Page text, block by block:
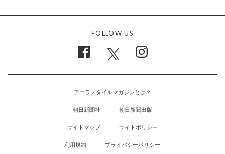
FOLLOW US
アエラスタイルマガジンとは？
朝日新聞社 朝日新聞出版
サイトマップ サイトポリシー
利用規約 プライバシーポリシー